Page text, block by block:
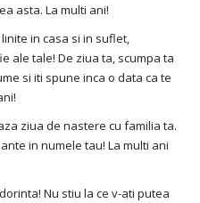
asta. La multi ani!
in casa si in suflet,
ale tale! De ziua ta, scumpa ta
si iti spune inca o data ca te
ziua de nastere cu familia ta.
in numele tau! La multi ani
Nu stiu la ce v-ati putea